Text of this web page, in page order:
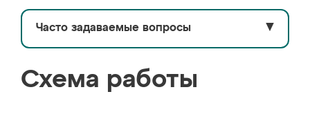
Часто задаваемые вопросы ▼
Схема работы